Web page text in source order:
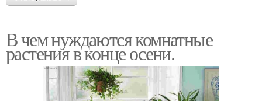
В чем нуждаются комнатные
растения в конце осени.